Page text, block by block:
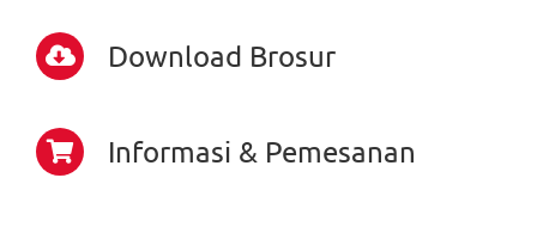
Download Brosur
Informasi & Pemesanan